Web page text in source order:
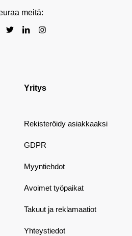
meitä:
Yritys
Rekisteröidy asiakkaaksi
GDPR
Myyntiehdot
Avoimet työpaikat
Takuut ja reklamaatiot
Yhteystiedot